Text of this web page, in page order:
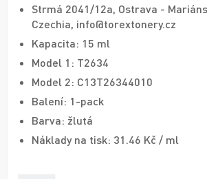
Strmá 2041/12a, Ostrava -
Czechia, info@torextonery.cz
Kapacita: 15 ml
Model 1: T2634
Model 2: C13T26344010
Balení: 1-pack
Barva: žlutá
Náklady na tisk: 31.46 Kč / ml